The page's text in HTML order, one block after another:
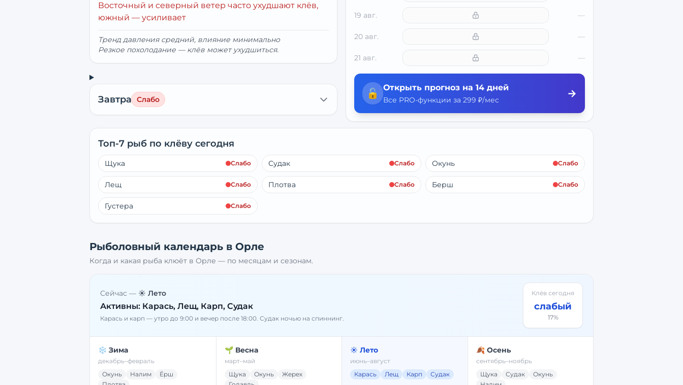
Восточный и северный ветер часто ухудшают клёв,
южный — усиливает
Тренд давления средний, влияние минимально
Резкое похолодание — клёв может ухудшиться.
Завтра Слабо
19 авг. —
20 авг. —
21 авг. —
🔓 Открыть прогноз на 14 дней
Все PRO-функции за 299 ₽/мес
→
Топ-7 рыб по клёву сегодня
Щука Слабо Судак Слабо Окунь Слабо
Лещ Слабо Плотва Слабо Берш Слабо
Густера Слабо
Рыболовный календарь в Орле
Когда и какая рыба клюёт в Орле — по месяцам и сезонам.
Сейчас — ☀️ Лето
Активны: Карась, Лещ, Карп, Судак
Карась и карп — утро до 9:00 и вечер после 18:00. Судак ночью на спиннинг.
Клёв сегодня
слабый
17%
❄️ Зима
декабрь–февраль
Окунь
Налим
Ёрш
🌱 Весна
март–май
Щука
Окунь
Жерех
☀️ Лето
июнь–август
Карась
Лещ Карп Судак
🍂 Осень
сентябрь–ноябрь
Щука
Судак
Окунь